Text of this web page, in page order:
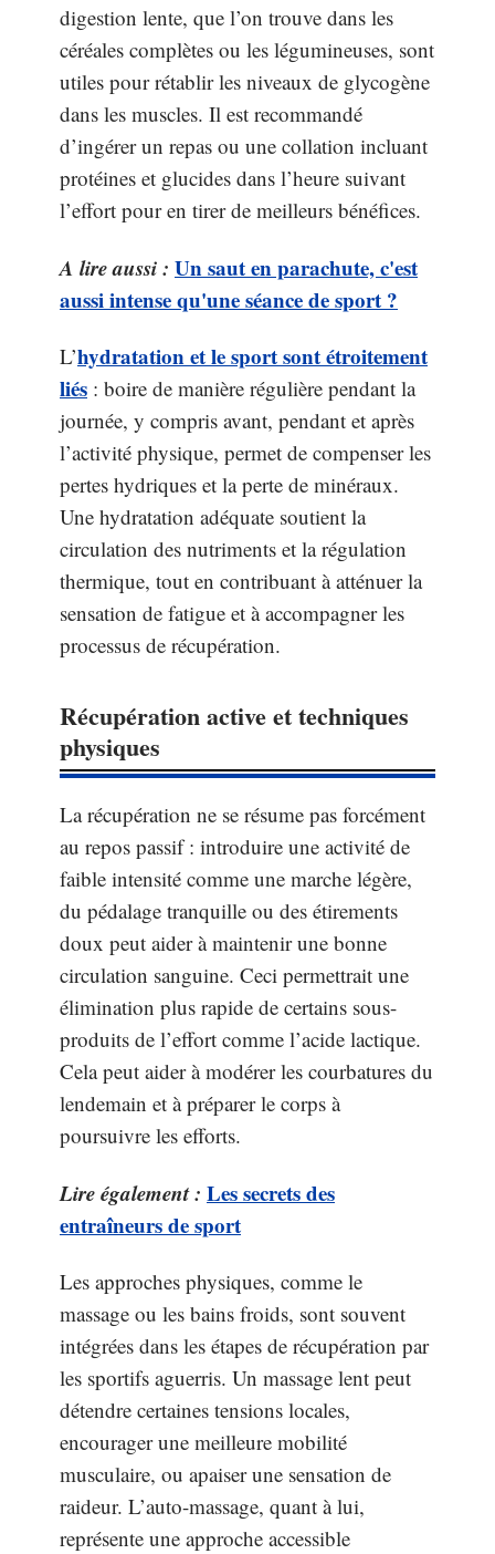
digestion lente, que l’on trouve dans les
céréales complètes ou les légumineuses, sont
utiles pour rétablir les niveaux de glycogène
dans les muscles. Il est recommandé
d’ingérer un repas ou une collation incluant
protéines et glucides dans l’heure suivant
l’effort pour en tirer de meilleurs bénéfices.
A lire aussi : Un saut en parachute, c'est
aussi intense qu'une séance de sport ?
L’hydratation et le sport sont étroitement
liés : boire de manière régulière pendant la
journée, y compris avant, pendant et après
l’activité physique, permet de compenser les
pertes hydriques et la perte de minéraux.
Une hydratation adéquate soutient la
circulation des nutriments et la régulation
thermique, tout en contribuant à atténuer la
sensation de fatigue et à accompagner les
processus de récupération.
Récupération active et techniques
physiques
La récupération ne se résume pas forcément
au repos passif : introduire une activité de
faible intensité comme une marche légère,
du pédalage tranquille ou des étirements
doux peut aider à maintenir une bonne
circulation sanguine. Ceci permettrait une
élimination plus rapide de certains sous-
produits de l’effort comme l’acide lactique.
Cela peut aider à modérer les courbatures du
lendemain et à préparer le corps à
poursuivre les efforts.
Lire également : Les secrets des
entraîneurs de sport
Les approches physiques, comme le
massage ou les bains froids, sont souvent
intégrées dans les étapes de récupération par
les sportifs aguerris. Un massage lent peut
détendre certaines tensions locales,
encourager une meilleure mobilité
musculaire, ou apaiser une sensation de
raideur. L’auto-massage, quant à lui,
représente une approche accessible